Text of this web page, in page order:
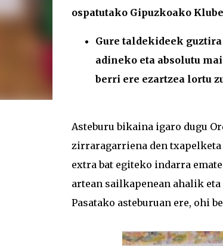
ospatutako Gipuzkoako
Gure taldekideek
adineko eta absolutu
berri ere ezartzea lortu
Asteburu bikaina igaro dugu
zirraragarriena den
extra bat egiteko indarra
artean sailkapenean ahalik
Pasatako asteburuan ere, ohi